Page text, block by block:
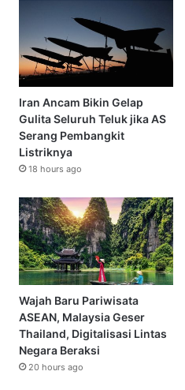
Iran Ancam Bikin Gelap
Gulita Seluruh Teluk jika AS
Serang Pembangkit
Listriknya
18 hours ago
Wajah Baru Pariwisata
ASEAN, Malaysia Geser
Thailand, Digitalisasi Lintas
Negara Beraksi
20 hours ago